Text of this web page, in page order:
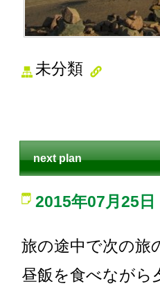
未分類
next plan
2015年07月25日
旅の途中で次の旅
昼飯を食べながら